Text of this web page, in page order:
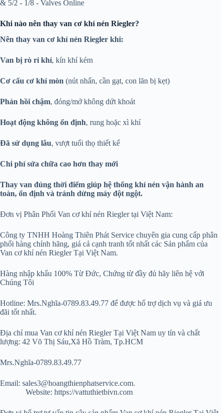
Khi nào nên thay van cơ khí nén Riegler?
Nên thay van cơ khí nén Riegler khi:
Van bị rò rỉ khí, kín khí kém
Cơ cấu cơ khí mòn (nút nhấn, cần gạt, con lăn bị kẹt)
Phản hồi chậm, đóng/mở không dứt khoát
Hoạt động không ổn định, rung hoặc xì khí
Đã sử dụng lâu, vượt tuổi thọ thiết kế
Chi phí sửa chữa cao hơn thay mới
Thay van đúng thời điểm giúp hệ thống khí nén vận hành an
toàn, ổn định và tránh dừng máy đột ngột.
Đơn vị Phân Phối Van cơ khí nén Riegler tại Việt Nam:
Công ty TNHH Hoàng Thiên Phát Service chuyên gia cung cấp phân
phối hàng chính hãng, giá cả cạnh tranh tốt nhất các Sản phẩm của
Van cơ khí nén Riegler Tại Việt Nam.
Hàng nhập khẩu 100% Từ Đức, Chứng từ đầy đủ hãy liên hệ với
Chúng Tôi
Hotline: Mrs.Nghĩa-0789.83.49.77 để được hổ trợ dịch vụ và giá ưu
đãi tốt nhất.
Địa chỉ mua Van cơ khí nén Riegler Tại Việt Nam uy tín và chất
lượng: 42 Võ Thị Sáu,Xã Hồ Tràm, Tp.HCM
Mrs.Nghĩa-0789.83.49.77
Email: sales3@hoangthienphatservice.com.
Website: https://vattuthietbivn.com